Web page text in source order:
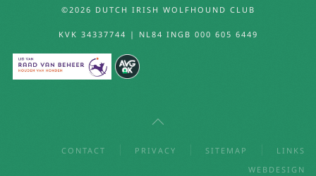
©2026 DUTCH IRISH WOLFHOUND CLUB
KVK 34337744 | NL84 INGB 000 605 6449
CONTACT PRIVACY SITEMAP
LINKS
WEBDESIGN